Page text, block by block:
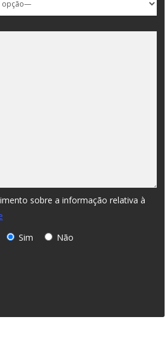
sobre a informação relativa à
Sim Não